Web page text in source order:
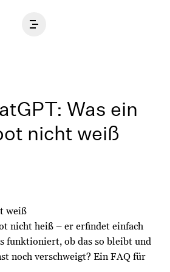
Was ein
nicht weiß
weiß
nicht heiß – er erfindet einfach
funktioniert, ob das so bleibt und
noch verschweigt? Ein FAQ für